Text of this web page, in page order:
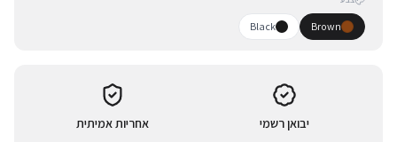
Brown
Black
יבואן רשמי אחריות אמיתית